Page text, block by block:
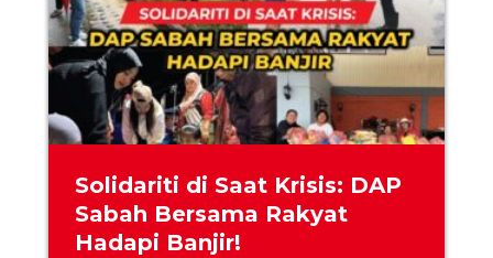
Solidariti di Saat Krisis: DAP
Sabah Bersama Rakyat
Hadapi Banjir!